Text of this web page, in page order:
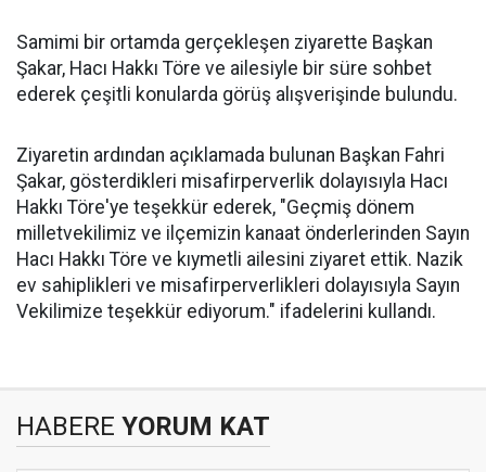
Samimi bir ortamda gerçekleşen ziyarette Başkan
Şakar, Hacı Hakkı Töre ve ailesiyle bir süre sohbet
ederek çeşitli konularda görüş alışverişinde bulundu.
Ziyaretin ardından açıklamada bulunan Başkan Fahri
Şakar, gösterdikleri misafirperverlik dolayısıyla Hacı
Hakkı Töre'ye teşekkür ederek, "Geçmiş dönem
milletvekilimiz ve ilçemizin kanaat önderlerinden Sayın
Hacı Hakkı Töre ve kıymetli ailesini ziyaret ettik. Nazik
ev sahiplikleri ve misafirperverlikleri dolayısıyla Sayın
Vekilimize teşekkür ediyorum." ifadelerini kullandı.
HABERE YORUM KAT